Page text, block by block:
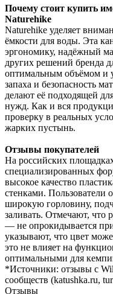
Почему стоит купить
Naturehike
Naturehike уделяет
ёмкости для воды. Эта
эргономику, надёжный
других решений бренда
оптимальным объёмом и
запаха и безопасность
делают её подходящей
нужд. Как и вся
проверку в реальных
жарких пустынь.
Отзывы покупателей
На российских
специализированных
высокое качество
стенками. Пользователи
широкую горловину,
заливать. Отмечают, что
— не опрокидывается
указывают, что цвет
это не влияет на
оптимальными для
*Источники: отзывы с
сообществ (katushka.ru,
Отзывы